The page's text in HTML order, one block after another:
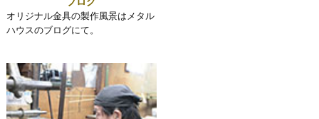
オリジナル金具の製作風景はメタル
ハウスのブログにて。